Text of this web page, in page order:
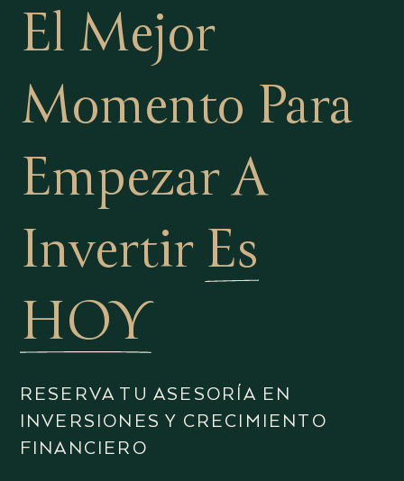
El Mejor
Momento Para
Empezar A
Invertir Es
HOY
RESERVA TU ASESORÍA EN
INVERSIONES Y CRECIMIENTO
FINANCIERO